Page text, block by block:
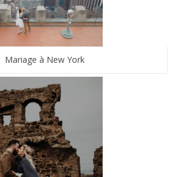
Mariage à New York